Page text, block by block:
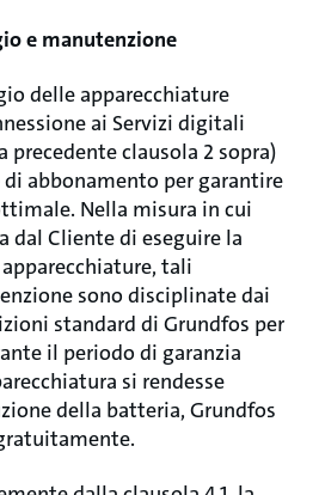
manutenzione
apparecchiature
ai Servizi digitali
precedente clausola 2 sopra)
abbonamento per garantire
Nella misura in cui
dal Cliente di eseguire la
tali
sono disciplinate dai
standard di Grundfos per
il periodo di garanzia
si rendesse
della batteria, Grundfos